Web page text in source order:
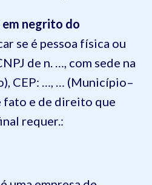
negrito do
se é pessoa física ou
de n. …, com sede na
CEP: …, … (Município–
fato e de direito que
requer.: